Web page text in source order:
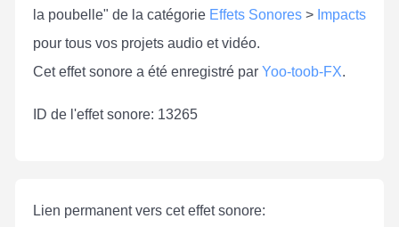
la poubelle" de la catégorie Effets Sonores > Impacts
pour tous vos projets audio et vidéo.
Cet effet sonore a été enregistré par Yoo-toob-FX.
ID de l'effet sonore: 13265
Lien permanent vers cet effet sonore: